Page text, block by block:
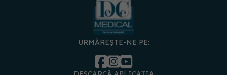
URMĂREȘTE-NE PE:
DESCARCĂ APLICAȚIA